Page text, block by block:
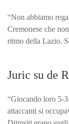
“Non abbiamo
Cremonese che
ritmo della Lazio.
Juric su de
“Giocando loro 5-
attaccanti si